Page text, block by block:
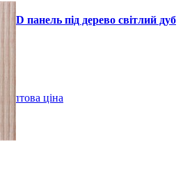
3D панель під дерево світлий дуб
Оптова ціна